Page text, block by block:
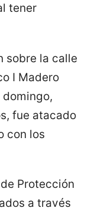
tener
sobre la calle
I Madero
fue atacado
con los
Protección
a través